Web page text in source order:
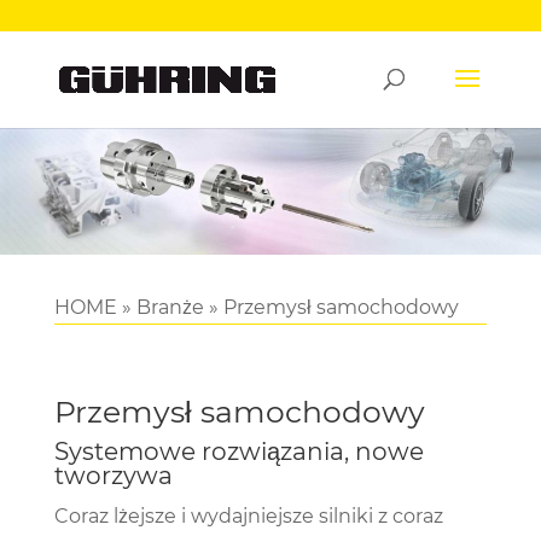
HOME » Branże » Przemysł samochodowy
Przemysł samochodowy
Systemowe rozwiązania, nowe
tworzywa
Coraz lżejsze i wydajniejsze silniki z coraz